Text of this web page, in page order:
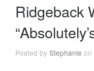
Ridgeback
Posted byStephanie on